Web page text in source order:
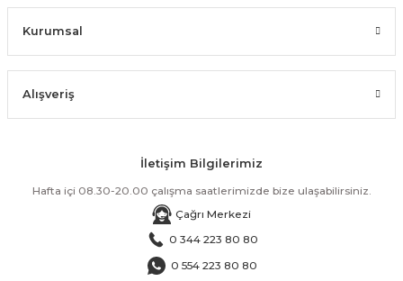
Kurumsal
Alışveriş
İletişim Bilgilerimiz
Hafta içi 08.30-20.00 çalışma saatlerimizde bize ulaşabilirsiniz.
Çağrı Merkezi
0 344 223 80 80
0 554 223 80 80